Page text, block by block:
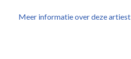
Meer informatie over deze artiest